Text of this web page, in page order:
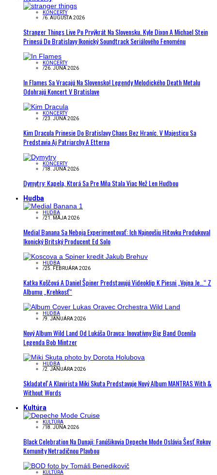
KONCERTY
/6. AUGUSTA 2026
Stranger Things Live Po Prvýkrát Na Slovensku. Kyle Dixon A Michael Stein
Prinesú Do Bratislavy Ikonický Soundtrack Seriálového Fenoménu
KONCERTY
/26. JÚNA 2026
In Flames Sa Vracajú Na Slovensko! Legendy Melodického Death Metalu
Odohrajú Koncert V Bratislave
KONCERTY
/23. JÚNA 2026
Kim Dracula Prinesie Do Bratislavy Chaos Bez Hraníc. V Majesticu Sa
Predstavia Aj Patriarchy A Etterna
KONCERTY
/18. JÚNA 2026
Dymytry: Kapela, Ktorá Sa Pre Mňa Stala Viac Než Len Hudbou
Hudba
HUDBA
/21. MÁJA 2026
Medial Banana Sa Neboja Experimentovať: Ich Najnovšiu Hitovku Produkoval
Ikonický Britský Producent Ed Solo
HUDBA
/25. FEBRUÁRA 2026
Katka Koščová A Daniel Špiner Predstavujú Videoklip K Piesni „Vojna Je…“ Z
Albumu „Krehkosť“
HUDBA
/9. JANUÁRA 2026
Nový Album Wild Land Od Lukáša Oravca: Inovatívny Big Band Ocenila
Legenda Bob Mintzer
HUDBA
/2. JANUÁRA 2026
Skladateľ A Klavirista Miki Skuta Predstavuje Nový Album MANTRAS With &
Without Words
Kultúra
KULTÚRA
/18. JÚNA 2026
Black Celebration Na Dunaji: Fanúšikovia Depeche Mode Oslávia Šesť Rokov
Komunity Netradičnou Plavbou
KULTÚRA